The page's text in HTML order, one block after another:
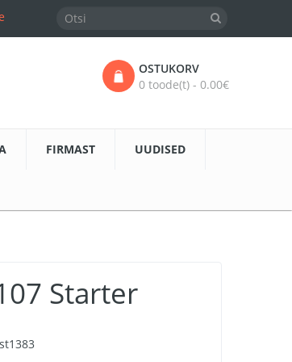
OSTUKORV
0 toode(t) - 0.00€
FIRMAST UUDISED
Starter
st1383